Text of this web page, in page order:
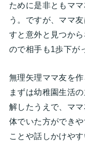
ために是非ともマ
う。ですが、ママ
すと意外と見つか
ので相手も1歩下が
無理矢理ママ友を
まずは幼稚園生活
解したうえで、マ
体でいた方ができ
ことや話しかけや